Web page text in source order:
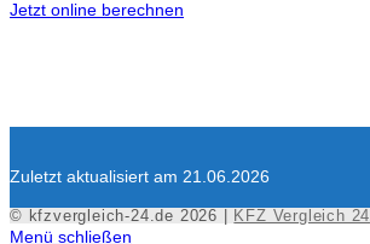
Jetzt online berechnen
Zuletzt aktualisiert am 21.06.2026
© kfzvergleich-24.de 2026 | KFZ Vergleich 24
Menü schließen